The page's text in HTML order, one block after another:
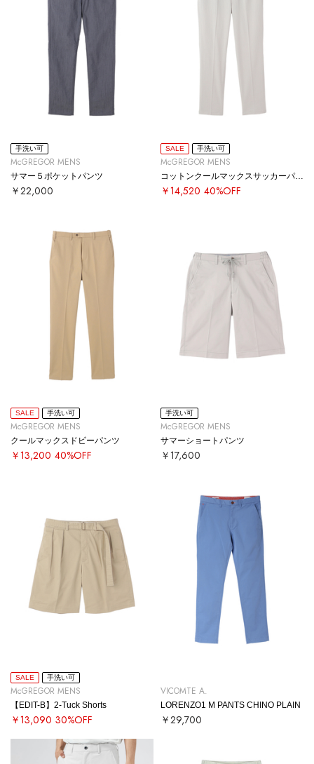
手洗い可
McGREGOR MENS
サマー５ポケットパンツ
￥22,000
SALE 手洗い可
McGREGOR MENS
コットンクールマックスサッカーパンツ
￥14,520 40%OFF
SALE 手洗い可
McGREGOR MENS
クールマックスドビーパンツ
￥13,200 40%OFF
手洗い可
McGREGOR MENS
サマーショートパンツ
￥17,600
SALE 手洗い可
McGREGOR MENS
【EDIT-B】2-Tuck Shorts
￥13,090 30%OFF
VICOMTE A.
LORENZO1 M PANTS CHINO PLAIN
￥29,700